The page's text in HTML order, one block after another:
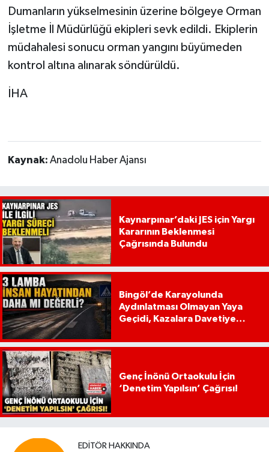
Dumanların yükselmesinin üzerine bölgeye Orman
İşletme İl Müdürlüğü ekipleri sevk edildi. Ekiplerin
müdahalesi sonucu orman yangını büyümeden
kontrol altına alınarak söndürüldü.
İHA
Kaynak: Anadolu Haber Ajansı
Kaynarpınar’daki JES için Yargı
Kararının Beklenmesi
Çağrısında Bulundu
Bingöl’de Karayolunda
Aydınlatması Olmayan Yaya
Geçidi, Kazalara Davetiye
Genç İnönü Ortaokulu İçin
‘Denetim Yapılsın’ Çağrısı!
EDITÖR HAKKINDA
SPOR